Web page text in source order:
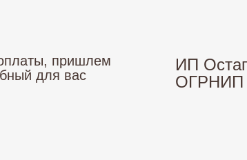
ИП
ОГРНИП
пришлем
для вас